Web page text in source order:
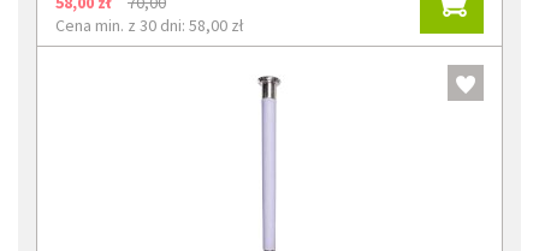
Cena min. z 30 dni: 58,00 zł